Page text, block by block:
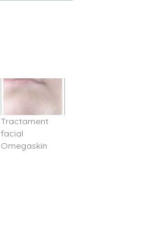
Tractament
facial
Omegaskin